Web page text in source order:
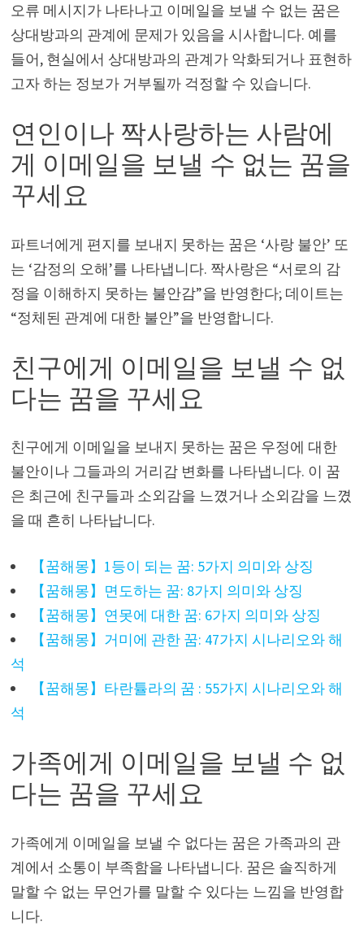
오류 메시지가 나타나고 이메일을 보낼 수 없는 꿈은
상대방과의 관계에 문제가 있음을 시사합니다. 예를
들어, 현실에서 상대방과의 관계가 악화되거나 표현하
고자 하는 정보가 거부될까 걱정할 수 있습니다.
연인이나 짝사랑하는 사람에
게 이메일을 보낼 수 없는 꿈을
꾸세요
파트너에게 편지를 보내지 못하는 꿈은 ‘사랑 불안’ 또
는 ‘감정의 오해’를 나타냅니다. 짝사랑은 “서로의 감
정을 이해하지 못하는 불안감”을 반영한다; 데이트는
“정체된 관계에 대한 불안”을 반영합니다.
친구에게 이메일을 보낼 수 없
다는 꿈을 꾸세요
친구에게 이메일을 보내지 못하는 꿈은 우정에 대한
불안이나 그들과의 거리감 변화를 나타냅니다. 이 꿈
은 최근에 친구들과 소외감을 느꼈거나 소외감을 느꼈
을 때 흔히 나타납니다.
【꿈해몽】1등이 되는 꿈: 5가지 의미와 상징
【꿈해몽】면도하는 꿈: 8가지 의미와 상징
【꿈해몽】연못에 대한 꿈: 6가지 의미와 상징
【꿈해몽】거미에 관한 꿈: 47가지 시나리오와 해
석
【꿈해몽】타란튤라의 꿈 : 55가지 시나리오와 해
석
가족에게 이메일을 보낼 수 없
다는 꿈을 꾸세요
가족에게 이메일을 보낼 수 없다는 꿈은 가족과의 관
계에서 소통이 부족함을 나타냅니다. 꿈은 솔직하게
말할 수 없는 무언가를 말할 수 있다는 느낌을 반영합
니다.